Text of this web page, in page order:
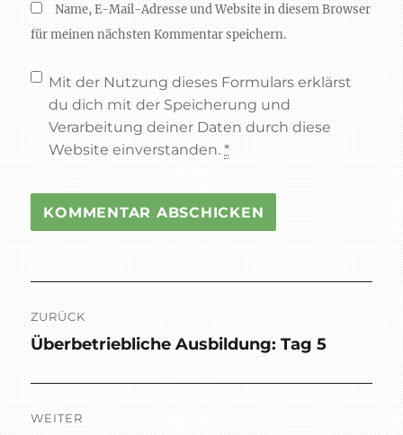
Name, E-Mail-Adresse und Website in diesem Browser
für meinen nächsten Kommentar speichern.
Mit der Nutzung dieses Formulars erklärst
du dich mit der Speicherung und
Verarbeitung deiner Daten durch diese
Website einverstanden.*
ZURÜCK
Vorheriger
Überbetriebliche Ausbildung: Tag 5
WEITER